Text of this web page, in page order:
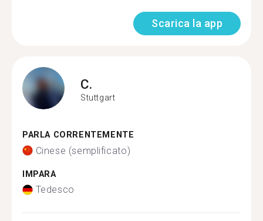
Scarica la app
C.
Stuttgart
PARLA CORRENTEMENTE
Cinese (semplificato)
IMPARA
Tedesco